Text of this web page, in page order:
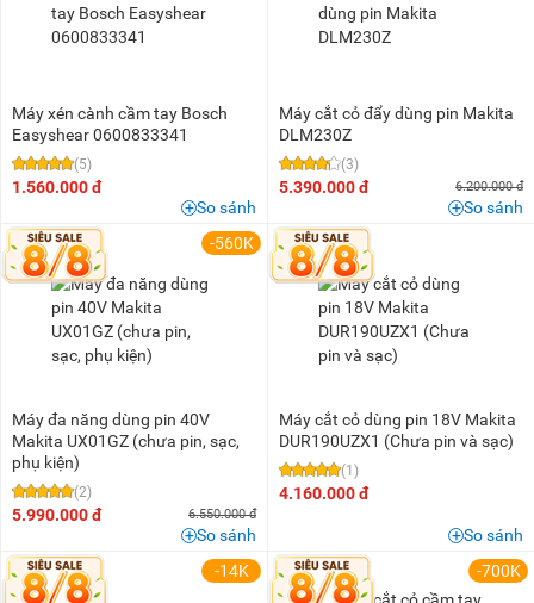
1 triệu - 1,5 triệu
2 triệu - 3 triệu (5)
3 triệu - 5 triệu (13)
5 triệu - 8 triệu
10 triệu - 15 triệu
15 triệu - 20 triệu (4)
20 triệu - 25 triệu
(6)
25 triệu - 30 triệu
50 triệu - 100 triệu (2)
Máy xén cành cầm tay Bosch
Easyshear 0600833341
(5)
1.560.000 đ
So sánh
Máy cắt cỏ đẩy dùng pin Makita
DLM230Z
(3)
5.390.000 đ 6.200.000 đ
So sánh
-560K
Máy đa năng dùng pin 40V
Makita UX01GZ (chưa pin, sạc,
phụ kiện)
(2)
5.990.000 đ 6.550.000 đ
So sánh
Máy cắt cỏ dùng pin 18V Makita
DUR190UZX1 (Chưa pin và sạc)
(1)
4.160.000 đ
So sánh
-14K
-700K